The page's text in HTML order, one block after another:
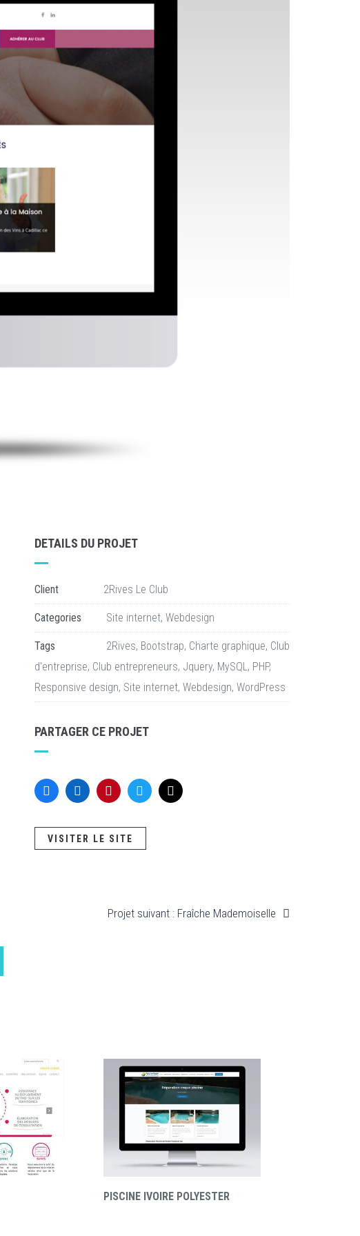
DETAILS DU PROJET
Client 2Rives Le Club
Categories Site internet, Webdesign
Tags 2Rives, Bootstrap, Charte graphique, Club
d'entreprise, Club entrepreneurs, Jquery, MySQL, PHP,
Responsive design, Site internet, Webdesign, WordPress
PARTAGER CE PROJET
VISITER LE SITE
Projet suivant : Fraîche Mademoiselle
PISCINE IVOIRE POLYESTER